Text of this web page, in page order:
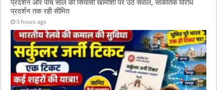
प्रदर्शन और पांच साल की सियासी खामोशी पर उठे सवाल, सांकेतिक विरोध
प्रदर्शन तक रही सीमित
5 hours ago